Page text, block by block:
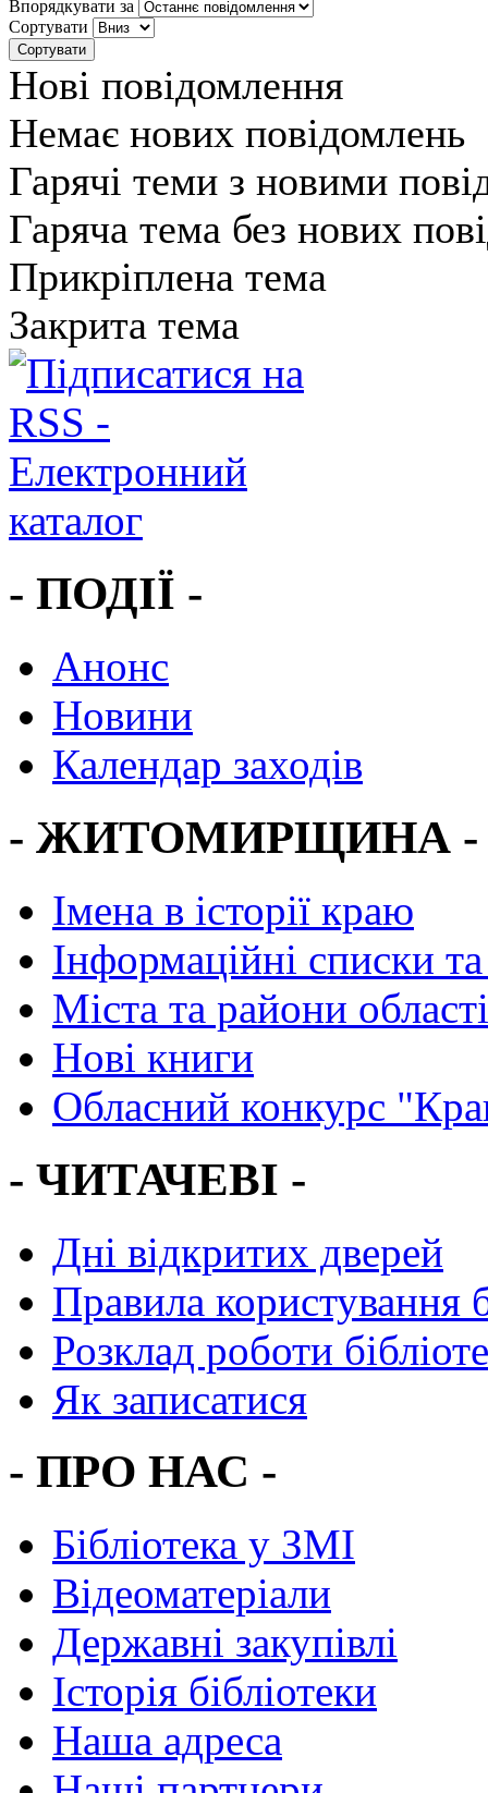
Впорядкувати за
Сортувати
Нові повідомлення
Немає нових повідомлень
Гарячі теми з новими
Гаряча тема без нових
Прикріплена тема
Закрита тема
- ПОДІЇ -
Анонс
Новини
Календар заходів
- ЖИТОМИРЩИНА -
Імена в історії краю
Інформаційні списки
Міста та райони області
Нові книги
Обласний конкурс
- ЧИТАЧЕВІ -
Дні відкритих дверей
Правила користування
Розклад роботи
Як записатися
- ПРО НАС -
Бібліотека у ЗМІ
Відеоматеріали
Державні закупівлі
Історія бібліотеки
Наша адреса